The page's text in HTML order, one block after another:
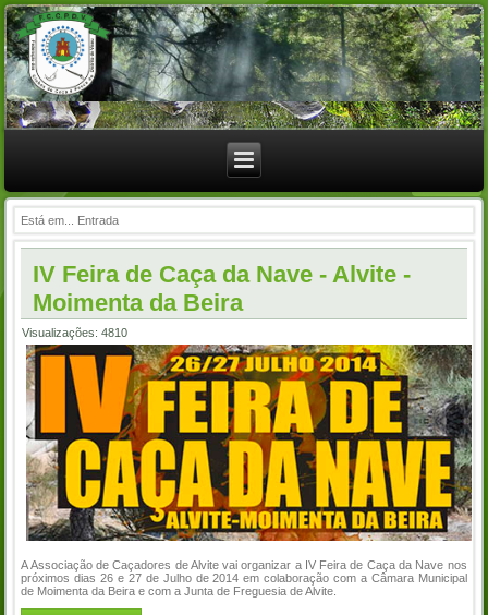
Está em... Entrada
IV Feira de Caça da Nave - Alvite -
Moimenta da Beira
Visualizações: 4810
A Associação de Caçadores de Alvite vai organizar a IV Feira de Caça da Nave nos
próximos dias 26 e 27 de Julho de 2014 em colaboração com a Câmara Municipal
de Moimenta da Beira e com a Junta de Freguesia de Alvite.